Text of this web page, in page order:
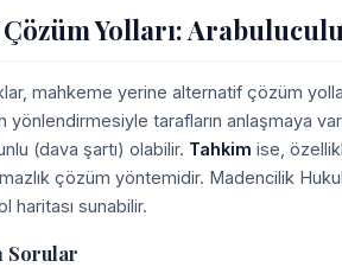
Yolları:
mahkeme yerine alternatif çözüm
yönlendirmesiyle tarafların anlaşmaya
(dava şartı) olabilir. Tahkim ise,
çözüm yöntemidir. Madencilik
haritası sunabilir.
Sorular